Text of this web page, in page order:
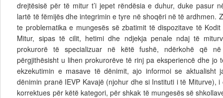
drejtësisë për të mitur t’i jepet rëndësia e duhur, duke pasur
lartë të fëmijës dhe integrimin e tyre në shoqëri në të ardhmen.
te problematika e mungesës së zbatimit të dispozitave të
Mitur, sipas të cilit, hetimi dhe ndjekja penale ndaj të
prokurorë të specializuar në këtë fushë, ndërkohë që
përgjithësisht u lihen prokurorëve të rinj pa eksperiencë dhe jo
ekzekutimin e masave të dënimit, ajo informoi se aktualisht
dënimin pranë IEVP Kavajë (njohur dhe si Instituti i të Miturve),
korrektues për këtë kategori, për shkak të mungesës së